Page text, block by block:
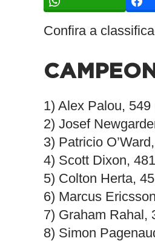
Confira a
1) Alex Palou, 549
2) Josef
3) Patricio
4) Scott Dixon, 481
5) Colton Herta,
6) Marcus
7) Graham Rahal,
8) Simon